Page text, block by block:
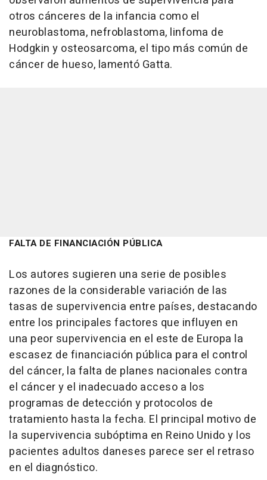
otros cánceres de la infancia como el
neuroblastoma, nefroblastoma, linfoma de
Hodgkin y osteosarcoma, el tipo más común de
cáncer de hueso, lamentó Gatta.
FALTA DE FINANCIACIÓN PÚBLICA
Los autores sugieren una serie de posibles
razones de la considerable variación de las
tasas de supervivencia entre países, destacando
entre los principales factores que influyen en
una peor supervivencia en el este de Europa la
escasez de financiación pública para el control
del cáncer, la falta de planes nacionales contra
el cáncer y el inadecuado acceso a los
programas de detección y protocolos de
tratamiento hasta la fecha. El principal motivo de
la supervivencia subóptima en Reino Unido y los
pacientes adultos daneses parece ser el retraso
en el diagnóstico.